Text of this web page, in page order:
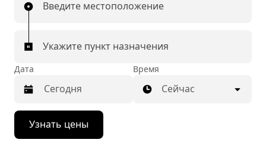
Введите местоположение
Укажите пункт назначения
Дата
Нажмите
стрелку
вниз,
Время
Сейчас
Узнать цены